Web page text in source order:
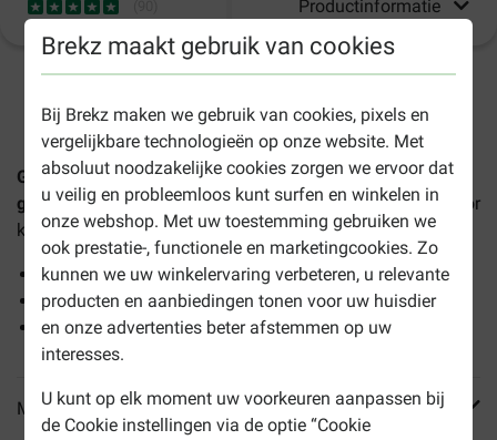
Brekz maakt gebruik van cookies
Bij Brekz maken we gebruik van cookies, pixels en
vergelijkbare technologieën op onze website. Met
absoluut noodzakelijke cookies zorgen we ervoor dat
u veilig en probleemloos kunt surfen en winkelen in
onze webshop. Met uw toestemming gebruiken we
ook prestatie-, functionele en marketingcookies. Zo
kunnen we uw winkelervaring verbeteren, u relevante
producten en aanbiedingen tonen voor uw huisdier
en onze advertenties beter afstemmen op uw
interesses.
U kunt op elk moment uw voorkeuren aanpassen bij
de Cookie instellingen via de optie “Cookie
Productinformatie
Gourmet Gold mousse met tonijn kattenvoer (blik 85
g)
is een zeer smakelijk, volledig natvoer en is geschikt voor
katten van alle leeftijden.
Alleen hoogwaardige ingrediënten
In handig 85g portieblikje
Zeer smakelijke voeding
Meer informatie